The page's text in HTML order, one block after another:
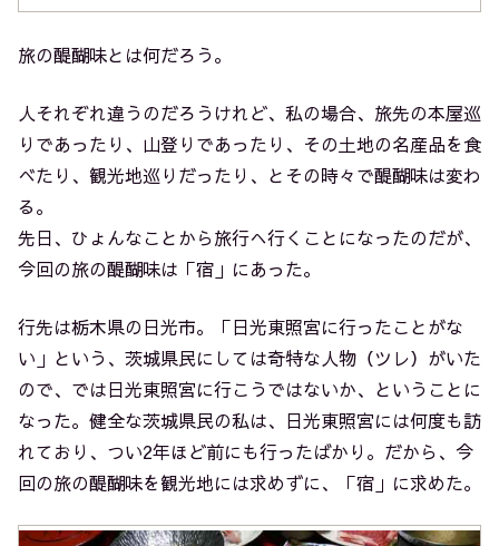
旅の醍醐味とは何だろう。
人それぞれ違うのだろうけれど、私の場合、旅先の本屋巡
りであったり、山登りであったり、その土地の名産品を食
べたり、観光地巡りだったり、とその時々で醍醐味は変わ
る。
先日、ひょんなことから旅行へ行くことになったのだが、
今回の旅の醍醐味は「宿」にあった。
行先は栃木県の日光市。「日光東照宮に行ったことがな
い」という、茨城県民にしては奇特な人物（ツレ）がいた
ので、では日光東照宮に行こうではないか、ということに
なった。健全な茨城県民の私は、日光東照宮には何度も訪
れており、つい2年ほど前にも行ったばかり。だから、今
回の旅の醍醐味を観光地には求めずに、「宿」に求めた。